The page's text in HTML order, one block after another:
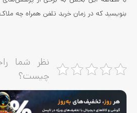
بنویسید که در زمان خرید تلفن همراه چه
نظر شما
چیست؟